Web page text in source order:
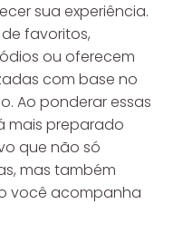
sua experiência.
favoritos,
ou oferecem
com base no
Ao ponderar essas
mais preparado
que não só
mas também
você acompanha